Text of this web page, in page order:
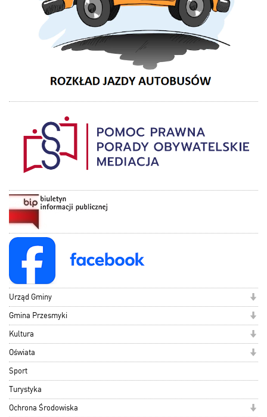
Urząd Gminy
Gmina Przesmyki
Kultura
Oświata
Sport
Turystyka
Ochrona Środowiska